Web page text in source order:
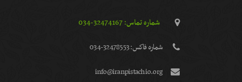
شماره تماس: 32474167-034
شماره فاكس: 32478553-034
info@iranpistachio.org